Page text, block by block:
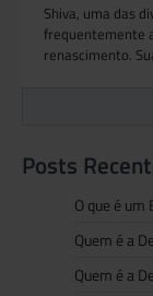
Shiva, uma das
frequentemente
renascimento.
Posts
O que é
Quem é a
Quem é a